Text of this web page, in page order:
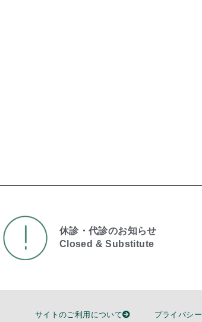
休診・代診のお知らせ
Closed & Substitute​
サイトのご利用について プライバシ